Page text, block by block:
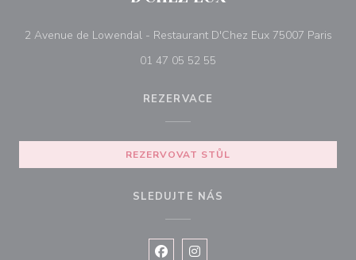
2 Avenue de Lowendal - Restaurant D'Chez Eux 75007 Paris
01 47 05 52 55
REZERVACE
REZERVOVAT STŮL
SLEDUJTE NÁS